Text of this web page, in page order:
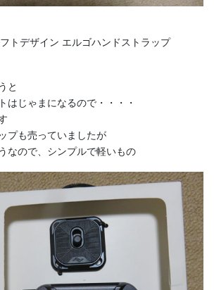
トデザイン エルゴハンドストラップ
と
はじゃまになるので・・・・
プも売っていましたが
なので、シンプルで軽いもの